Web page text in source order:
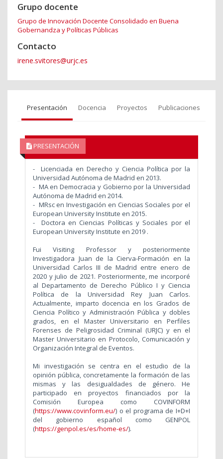
Grupo docente
Grupo de Innovación Docente Consolidado en Buena
Gobernandza y Políticas Públicas
Contacto
irene.svitores@urjc.es
Presentación Docencia Proyectos Publicaciones
PRESENTACIÓN
- Licenciada en Derecho y Ciencia Política por la
Universidad Autónoma de Madrid en 2013.
- MA en Democracia y Gobierno por la Universidad
Autónoma de Madrid en 2014.
- MRsc en Investigación en Ciencias Sociales por el
European University Institute en 2015.
- Doctora en Ciencias Políticas y Sociales por el
European University Institute en 2019 .
Fui Visiting Professor y posteriormente
Investigadora Juan de la Cierva-Formación en la
Universidad Carlos III de Madrid entre enero de
2020 y julio de 2021. Posteriormente, me incorporé
al Departamento de Derecho Público I y Ciencia
Política de la Universidad Rey Juan Carlos.
Actualmente, imparto docencia en los Grados de
Ciencia Político y Administración Pública y dobles
grados, en el Master Universitario en Perfiles
Forenses de Peligrosidad Criminal (URJC) y en el
Master Universitario en Protocolo, Comunicación y
Organización Integral de Eventos.
Mi investigación se centra en el estudio de la
opinión pública, concretamente la formación de las
mismas y las desigualdades de género. He
participado en proyectos financiados por la
Comisión Europea como COVINFORM
(https://www.covinform.eu/) o el programa de I+D+I
del gobierno español como GENPOL
(https://genpol.es/es/home-es/).